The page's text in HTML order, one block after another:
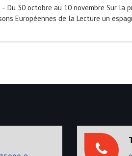
Du 30 octobre au 10 novembre Sur la
Européennes de la Lecture un